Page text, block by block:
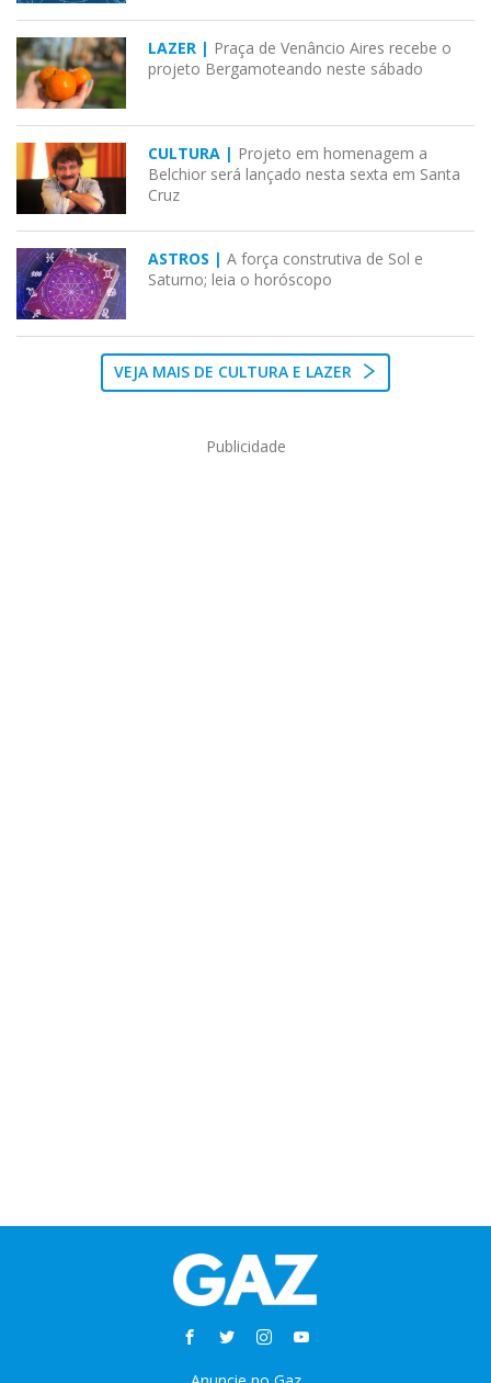
LAZER | Praça de Venâncio Aires recebe o
projeto Bergamoteando neste sábado
CULTURA | Projeto em homenagem a
Belchior será lançado nesta sexta em Santa
Cruz
ASTROS | A força construtiva de Sol e
Saturno; leia o horóscopo
VEJA MAIS DE CULTURA E LAZER
Publicidade